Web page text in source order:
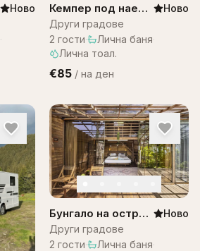
Ново
·
Кемпер под наем
за двама
Ново
Други градове
2 гости· Лична баня·
Лична тоал.
€85 / на ден
Бунгало на остров
Бали -Bungalow
Bali WOW! A1
Ново
Други градове
2 гости· Лична баня·